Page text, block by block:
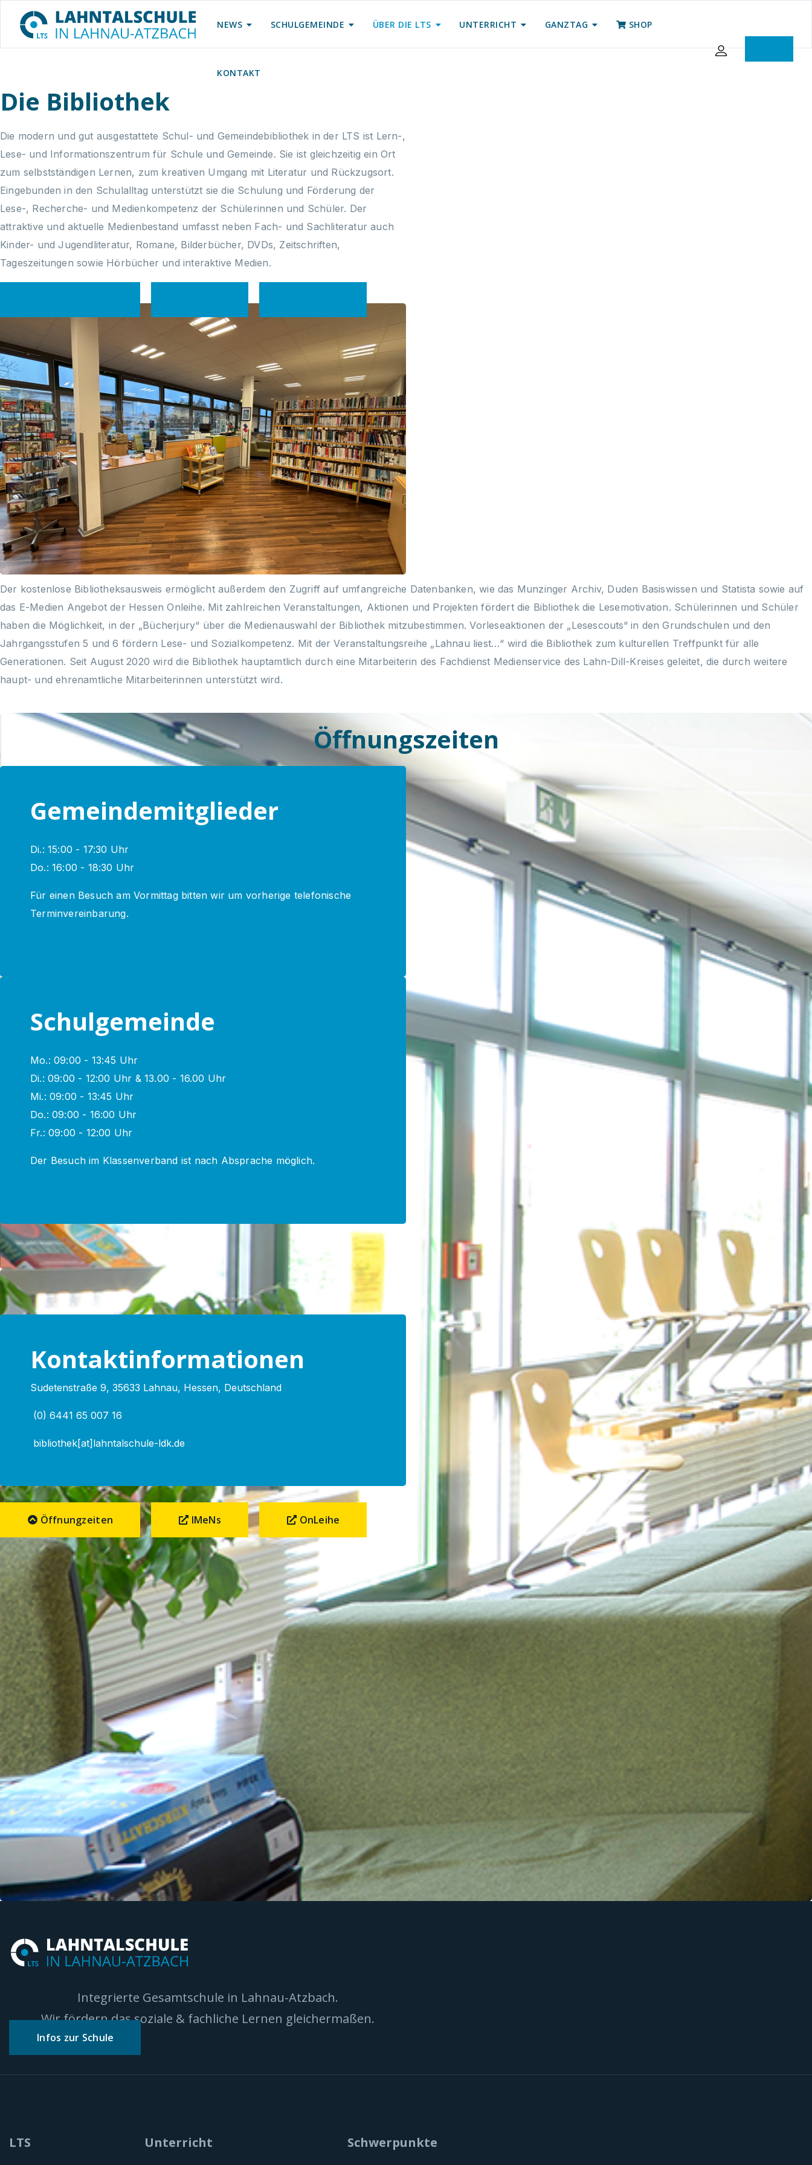
NEWS SCHULGEMEINDE ÜBER DIE LTS UNTERRICHT GANZTAG SHOP
KONTAKT
Die Bibliothek
Die modern und gut ausgestattete Schul- und Gemeindebibliothek in der LTS ist Lern-,
Lese- und Informationszentrum für Schule und Gemeinde. Sie ist gleichzeitig ein Ort
zum selbstständigen Lernen, zum kreativen Umgang mit Literatur und Rückzugsort.
Eingebunden in den Schulalltag unterstützt sie die Schulung und Förderung der
Lese-, Recherche- und Medienkompetenz der Schülerinnen und Schüler. Der
attraktive und aktuelle Medienbestand umfasst neben Fach- und Sachliteratur auch
Kinder- und Jugendliteratur, Romane, Bilderbücher, DVDs, Zeitschriften,
Tageszeitungen sowie Hörbücher und interaktive Medien.
Der kostenlose Bibliotheksausweis ermöglicht außerdem den Zugriff auf umfangreiche Datenbanken, wie das Munzinger Archiv, Duden Basiswissen und Statista sowie auf
das E-Medien Angebot der Hessen Onleihe. Mit zahlreichen Veranstaltungen, Aktionen und Projekten fördert die Bibliothek die Lesemotivation. Schülerinnen und Schüler
haben die Möglichkeit, in der „Bücherjury“ über die Medienauswahl der Bibliothek mitzubestimmen. Vorleseaktionen der „Lesescouts“ in den Grundschulen und den
Jahrgangsstufen 5 und 6 fördern Lese- und Sozialkompetenz. Mit der Veranstaltungsreihe „Lahnau liest…“ wird die Bibliothek zum kulturellen Treffpunkt für alle
Generationen. Seit August 2020 wird die Bibliothek hauptamtlich durch eine Mitarbeiterin des Fachdienst Medienservice des Lahn-Dill-Kreises geleitet, die durch weitere
haupt- und ehrenamtliche Mitarbeiterinnen unterstützt wird.
Öffnungszeiten
Gemeindemitglieder
Di.: 15:00 - 17:30 Uhr
Do.: 16:00 - 18:30 Uhr
Für einen Besuch am Vormittag bitten wir um vorherige telefonische
Terminvereinbarung.
Schulgemeinde
Mo.: 09:00 - 13:45 Uhr
Di.: 09:00 - 12:00 Uhr & 13.00 - 16.00 Uhr
Mi.: 09:00 - 13:45 Uhr
Do.: 09:00 - 16:00 Uhr
Fr.: 09:00 - 12:00 Uhr
Der Besuch im Klassenverband ist nach Absprache möglich.
Kontaktinformationen
Sudetenstraße 9, 35633 Lahnau, Hessen, Deutschland
(0) 6441 65 007 16
bibliothek[at]lahntalschule-ldk.de
Öffnungzeiten IMeNs OnLeihe
Integrierte Gesamtschule in Lahnau-Atzbach.
Wir fördern das soziale & fachliche Lernen gleichermaßen.
Infos zur Schule
LTS Unterricht Schwerpunkte